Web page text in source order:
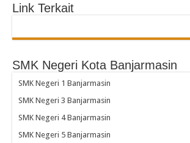
Link Terkait
SMK Negeri Kota Banjarmasin
SMK Negeri 1 Banjarmasin
SMK Negeri 3 Banjarmasin
SMK Negeri 4 Banjarmasin
SMK Negeri 5 Banjarmasin